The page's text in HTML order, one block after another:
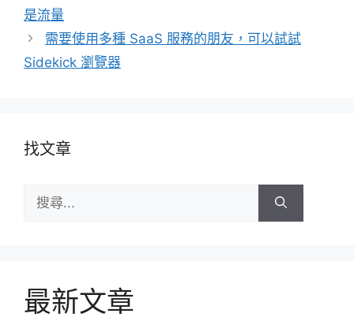
是流量
需要使用多種 SaaS 服務的朋友，可以試試
Sidekick 瀏覽器
找文章
尋:
最新文章